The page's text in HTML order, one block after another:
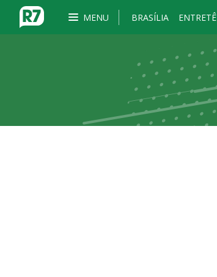
MENU BRASÍLIA ENTRETÊ